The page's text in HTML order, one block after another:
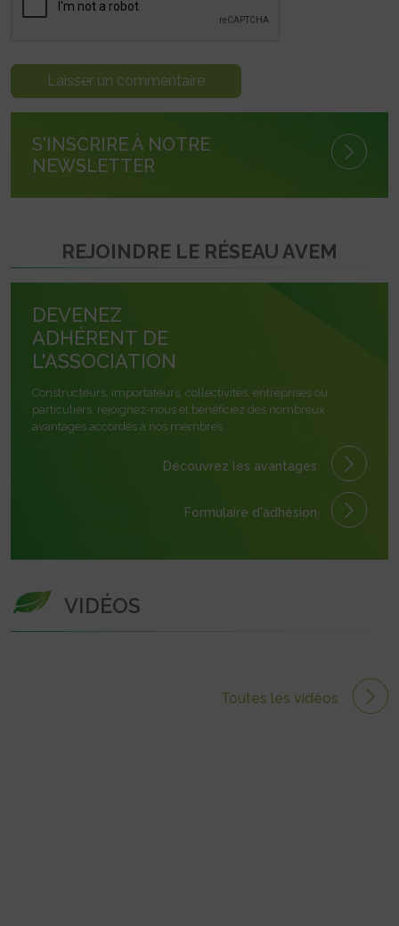
S'INSCRIRE À NOTRE
NEWSLETTER
REJOINDRE LE RÉSEAU AVEM
DEVENEZ
ADHÉRENT DE
L'ASSOCIATION
Constructeurs, importateurs, collectivités, entreprises ou
particuliers, rejoignez-nous et bénéficiez des nombreux
avantages accordés à nos membres.
Découvrez les avantages
Formulaire d'adhésion
VIDÉOS
Toutes les vidéos